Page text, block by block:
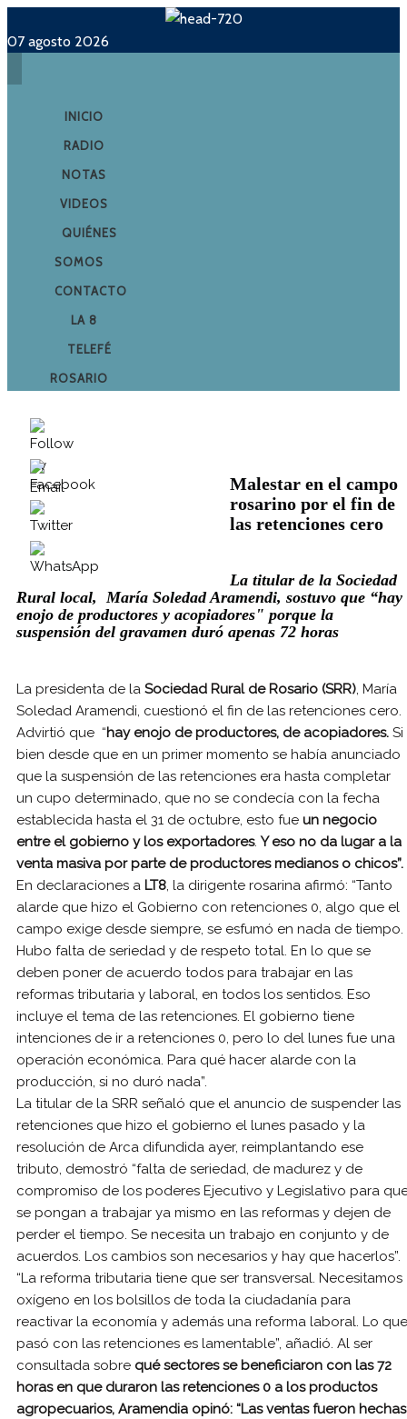
07 agosto 2026
INICIO
RADIO
NOTAS
VIDEOS
QUIÉNES
SOMOS
CONTACTO
LA 8
TELEFÉ
ROSARIO
Malestar en el campo
rosarino por el fin de
las retenciones cero
La titular de la Sociedad
Rural local, María Soledad Aramendi, sostuvo que “hay
enojo de productores y acopiadores" porque la
suspensión del gravamen duró apenas 72 horas
La presidenta de la Sociedad Rural de Rosario (SRR), María
Soledad Aramendi, cuestionó el fin de las retenciones cero.
Advirtió que “hay enojo de productores, de acopiadores. Si
bien desde que en un primer momento se había anunciado
que la suspensión de las retenciones era hasta completar
un cupo determinado, que no se condecía con la fecha
establecida hasta el 31 de octubre, esto fue un negocio
entre el gobierno y los exportadores. Y eso no da lugar a la
venta masiva por parte de productores medianos o chicos”.
En declaraciones a LT8, la dirigente rosarina afirmó: “Tanto
alarde que hizo el Gobierno con retenciones 0, algo que el
campo exige desde siempre, se esfumó en nada de tiempo.
Hubo falta de seriedad y de respeto total. En lo que se
deben poner de acuerdo todos para trabajar en las
reformas tributaria y laboral, en todos los sentidos. Eso
incluye el tema de las retenciones. El gobierno tiene
intenciones de ir a retenciones 0, pero lo del lunes fue una
operación económica. Para qué hacer alarde con la
producción, si no duró nada”.
La titular de la SRR señaló que el anuncio de suspender las
retenciones que hizo el gobierno el lunes pasado y la
resolución de Arca difundida ayer, reimplantando ese
tributo, demostró “falta de seriedad, de madurez y de
compromiso de los poderes Ejecutivo y Legislativo para
se pongan a trabajar ya mismo en las reformas y dejen de
perder el tiempo. Se necesita un trabajo en conjunto y de
acuerdos. Los cambios son necesarios y hay que hacerlos”.
“La reforma tributaria tiene que ser transversal. Necesitamos
oxígeno en los bolsillos de toda la ciudadanía para
reactivar la economía y además una reforma laboral. Lo que
pasó con las retenciones es lamentable”, añadió. Al ser
consultada sobre qué sectores se beneficiaron con las 72
horas en que duraron las retenciones 0 a los productos
agropecuarios, Aramendia opinó: “Las ventas fueron hechas